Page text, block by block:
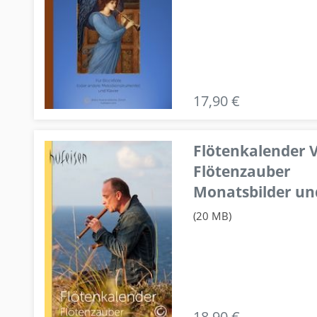
17,90 €
Flötenkalender
Flötenzauber
Monatsbilder
(20 MB)